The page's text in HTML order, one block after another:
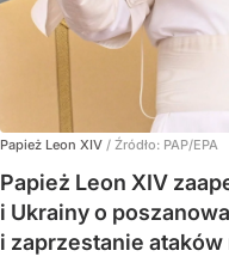
Papież Leon XIV / Źródło: PAP/EPA
Papież Leon XIV
i Ukrainy o
i zaprzestanie